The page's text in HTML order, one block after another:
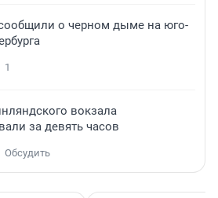
о черном дыме на юго-
1
вокзала
за девять часов
Обсудить